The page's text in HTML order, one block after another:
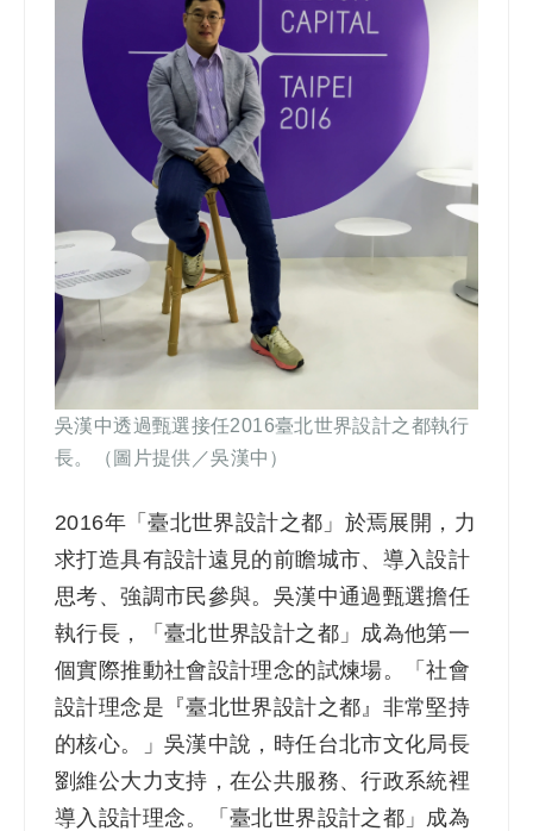
吳漢中透過甄選接任2016臺北世界設計之都執行
長。
（圖片提供／吳漢中）
2016年「臺北世界設計之都」於焉展開，力
求打造具有設計遠見的前瞻城市、導入設計
思考、強調市民參與。吳漢中通過甄選擔任
執行長，「臺北世界設計之都」成為他第一
個實際推動社會設計理念的試煉場。「社會
設計理念是『臺北世界設計之都』非常堅持
的核心。」吳漢中說，時任台北市文化局長
劉維公大力支持，在公共服務、行政系統裡
導入設計理念。「臺北世界設計之都」成為